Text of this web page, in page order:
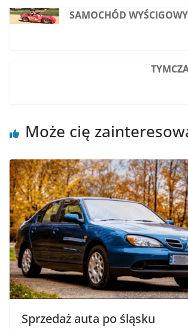
SAMOCHÓD
Może cię
Sprzedaż auta po śląsku